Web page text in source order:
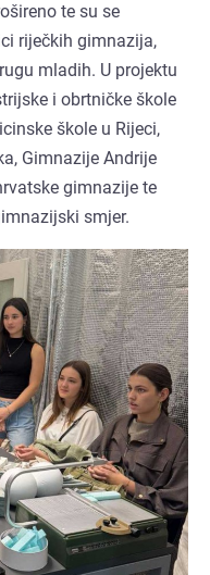
te su se
riječkih gimnazija,
mladih. U projektu
i obrtničke škole
škole u Rijeci,
Gimnazije Andrije
gimnazije te
smjer.